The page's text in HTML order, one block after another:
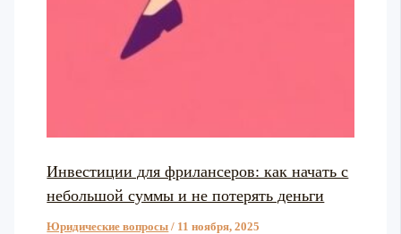
Инвестиции для фрилансеров: как начать с
небольшой суммы и не потерять деньги
Юридические вопросы / 11 ноября, 2025